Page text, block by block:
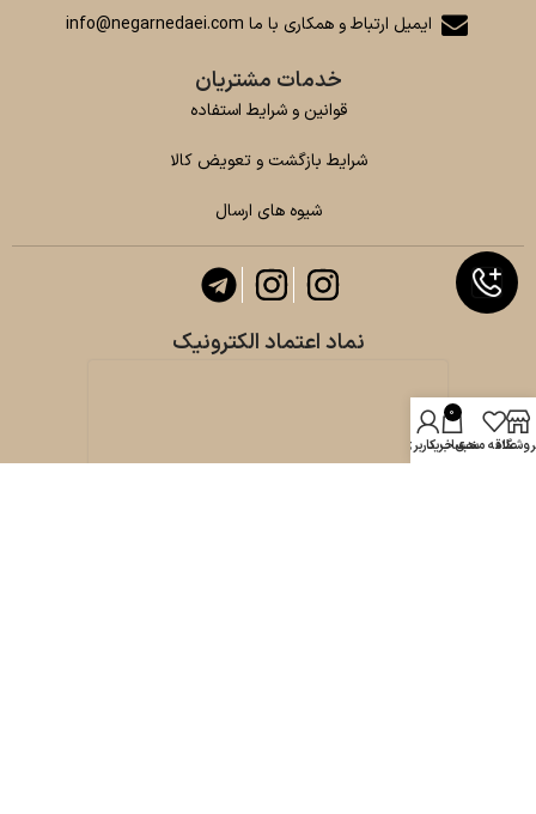
ایمیل ارتباط و همکاری با ما info@negarnedaei.com
خدمات مشتریان
قوانین و شرایط استفاده
شرایط بازگشت و تعویض کالا
شیوه های ارسال
نماد اعتماد الکترونیک
علاقه مندی
0
سبد خرید
حساب کاربری من